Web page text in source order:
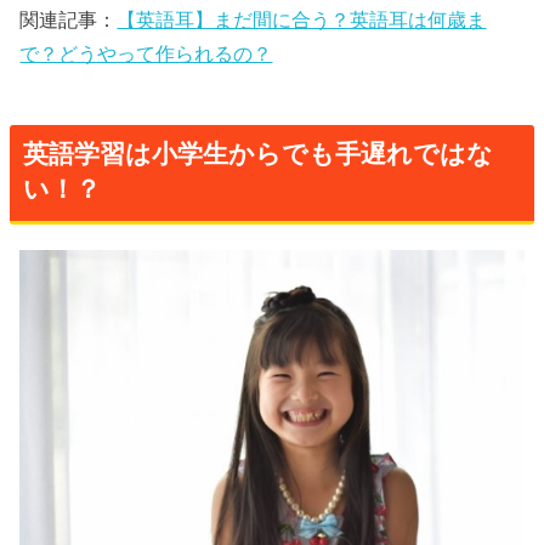
関連記事：
【英語耳】まだ間に合う？英語耳は何歳ま
で？どうやって作られるの？
英語学習は小学生からでも手遅れではな
い！？